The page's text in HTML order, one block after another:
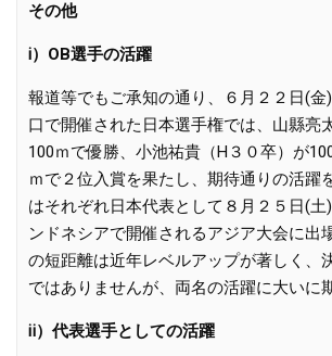
その他
ⅰ）OB選手の活躍
報道等でもご承知の通り、６月２２日(金
口で開催された日本選手権では、山縣亮
100ｍで優勝、小池祐貴（H３０卒）が
ｍで２位入賞を果たし、期待通りの活躍
はそれぞれ日本代表として８月２５日(土
ンドネシアで開催されるアジア大会に出
の短距離は近年レベルアップが著しく、
ではありませんが、両名の活躍に大いに
ⅱ）代表選手としての活躍